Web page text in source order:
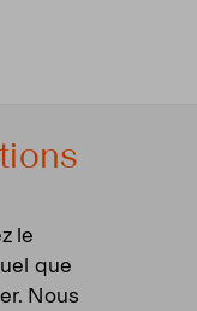
le
que
Nous